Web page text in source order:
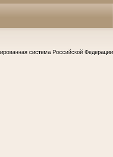
система Российской